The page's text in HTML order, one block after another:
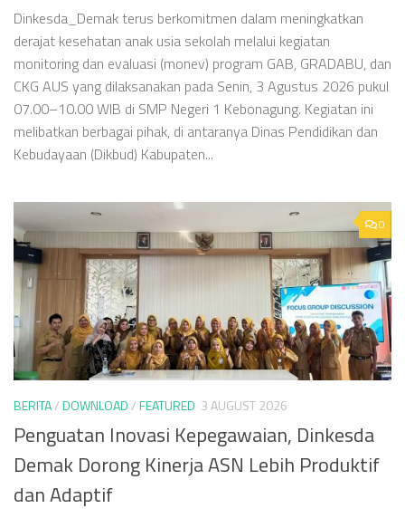
Dinkesda_Demak terus berkomitmen dalam meningkatkan
derajat kesehatan anak usia sekolah melalui kegiatan
monitoring dan evaluasi (monev) program GAB, GRADABU, dan
CKG AUS yang dilaksanakan pada Senin, 3 Agustus 2026 pukul
07.00–10.00 WIB di SMP Negeri 1 Kebonagung. Kegiatan ini
melibatkan berbagai pihak, di antaranya Dinas Pendidikan dan
Kebudayaan (Dikbud) Kabupaten...
0
BERITA/DOWNLOAD/FEATURED 3 AUGUST 2026
Penguatan Inovasi Kepegawaian, Dinkesda
Demak Dorong Kinerja ASN Lebih Produktif
dan Adaptif